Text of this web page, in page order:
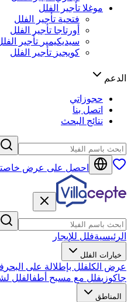
موغلا تأجير الفلل
فتحية تأجير الفلل
أورتاجا تأجير الفلل
سيديكيمير تأجير
كويجيز تأجير الفلل
الدعم
حجوزاتي
اتصل بنا
نتائج البحث
احصل على عرض خاص
الرئيسيةفلل للإيجار
خيارات الفلل
عرض الكلفلل بإطلالة على البحر
جاكوزيفلل مع مسبح أطفالفلل
المناطق